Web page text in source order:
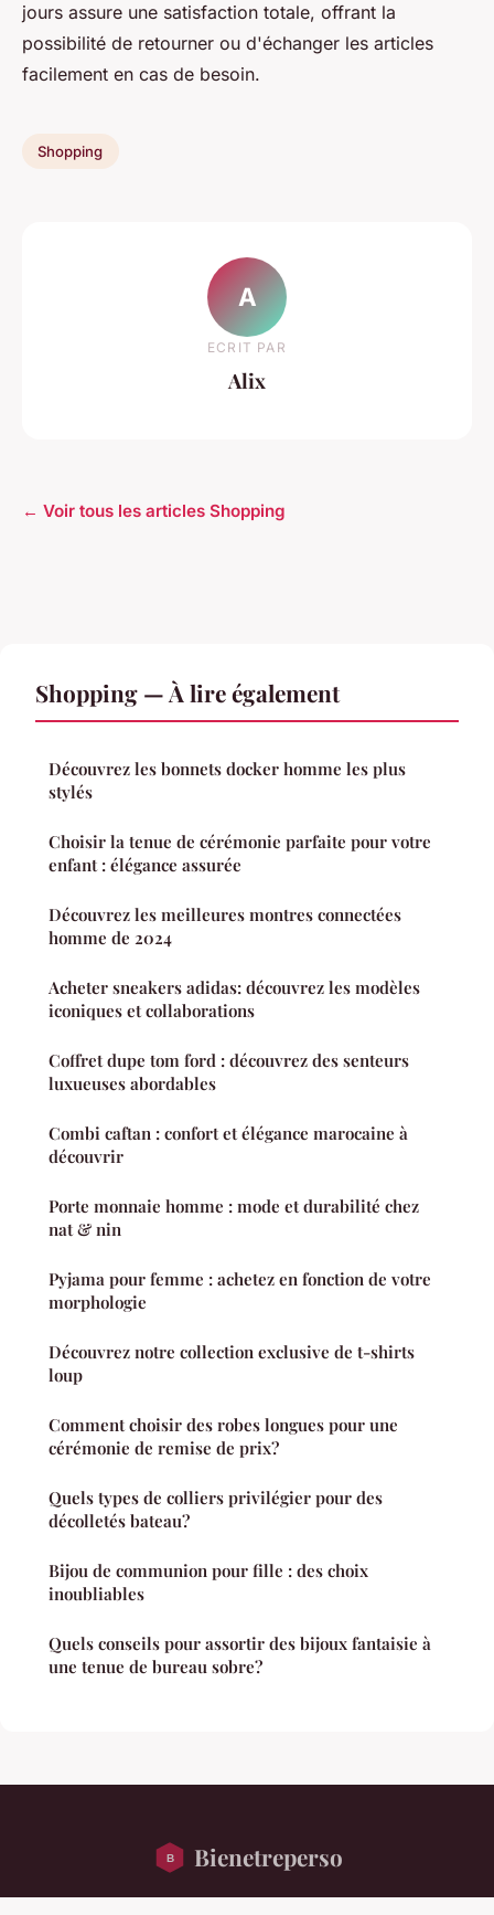
jours assure une satisfaction totale, offrant la
possibilité de retourner ou d'échanger les articles
facilement en cas de besoin.
Shopping
A
ECRIT PAR
Alix
← Voir tous les articles Shopping
Shopping — À lire également
Découvrez les bonnets docker homme les plus
stylés
Choisir la tenue de cérémonie parfaite pour votre
enfant : élégance assurée
Découvrez les meilleures montres connectées
homme de 2024
Acheter sneakers adidas: découvrez les modèles
iconiques et collaborations
Coffret dupe tom ford : découvrez des senteurs
luxueuses abordables
Combi caftan : confort et élégance marocaine à
découvrir
Porte monnaie homme : mode et durabilité chez
nat & nin
Pyjama pour femme : achetez en fonction de votre
morphologie
Découvrez notre collection exclusive de t-shirts
loup
Comment choisir des robes longues pour une
cérémonie de remise de prix?
Quels types de colliers privilégier pour des
décolletés bateau?
Bijou de communion pour fille : des choix
inoubliables
Quels conseils pour assortir des bijoux fantaisie à
une tenue de bureau sobre?
Bienetreperso